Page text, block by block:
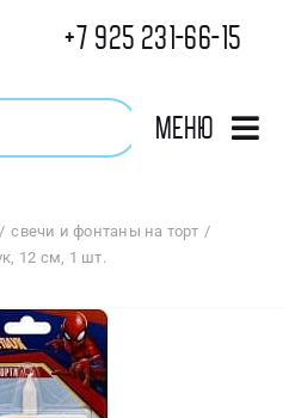
+7 925 231-66-15
Меню
свечи и фонтаны на торт
12 см, 1 шт.